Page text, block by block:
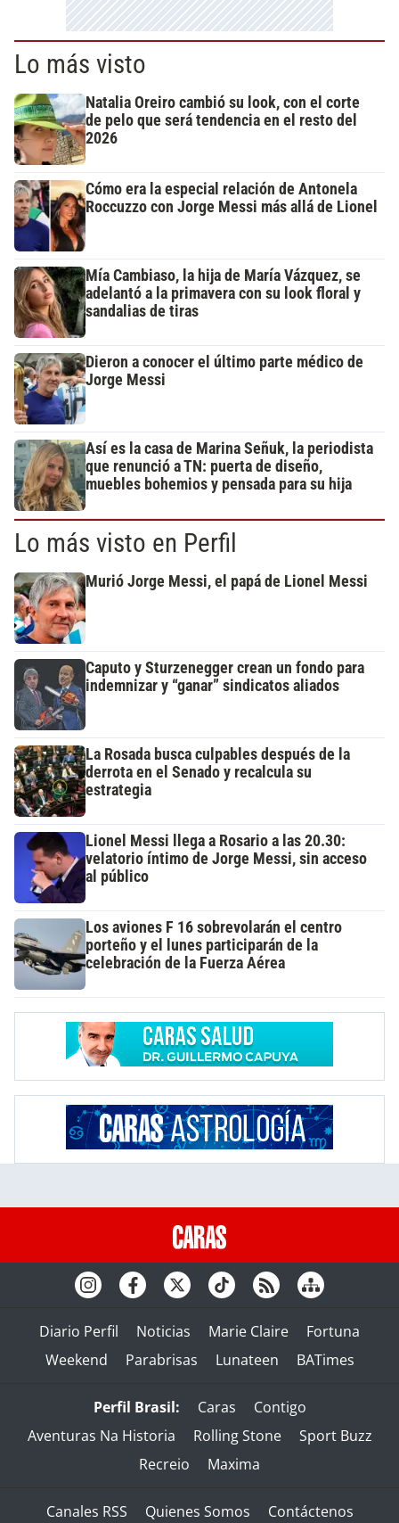
Lo más visto
Natalia Oreiro cambió su look, con el corte
de pelo que será tendencia en el resto del
2026
Cómo era la especial relación de Antonela
Roccuzzo con Jorge Messi más allá de Lionel
Mía Cambiaso, la hija de María Vázquez, se
adelantó a la primavera con su look floral y
sandalias de tiras
Dieron a conocer el último parte médico de
Jorge Messi
Así es la casa de Marina Señuk, la periodista
que renunció a TN: puerta de diseño,
muebles bohemios y pensada para su hija
Lo más visto en Perfil
Murió Jorge Messi, el papá de Lionel Messi
Caputo y Sturzenegger crean un fondo para
indemnizar y “ganar” sindicatos aliados
La Rosada busca culpables después de la
derrota en el Senado y recalcula su
estrategia
Lionel Messi llega a Rosario a las 20.30:
velatorio íntimo de Jorge Messi, sin acceso
al público
Los aviones F 16 sobrevolarán el centro
porteño y el lunes participarán de la
celebración de la Fuerza Aérea
Diario Perfil Noticias Marie Claire
Fortuna
Weekend
Parabrisas Lunateen BATimes
Perfil Brasil: Caras
Contigo
Aventuras Na Historia
Rolling Stone
Sport Buzz
Recreio
Maxima
Canales RSS Quienes Somos Contáctenos